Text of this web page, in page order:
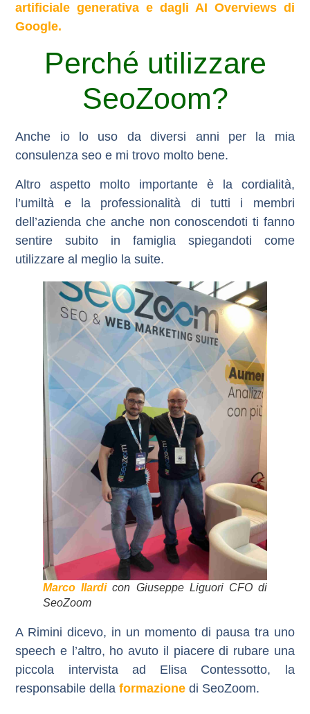
artificiale generativa e dagliAI Overviewsdi
Google.
Perché utilizzare
SeoZoom?
Anche io lo uso da diversi anni per la mia
consulenza seo e mi trovo molto bene.
Altro aspetto molto importante è la cordialità,
l’umiltà e la professionalità di tutti i membri
dell’azienda che anche non conoscendoti ti fanno
sentire subito in famiglia spiegandoti come
utilizzare al meglio la suite.
Marco Ilardicon Giuseppe Liguori CFO di
SeoZoom
A Rimini dicevo, in un momento di pausa tra uno
speech e l’altro, ho avuto il piacere di rubare una
piccola intervista ad Elisa Contessotto, la
responsabile dellaformazione di SeoZoom.